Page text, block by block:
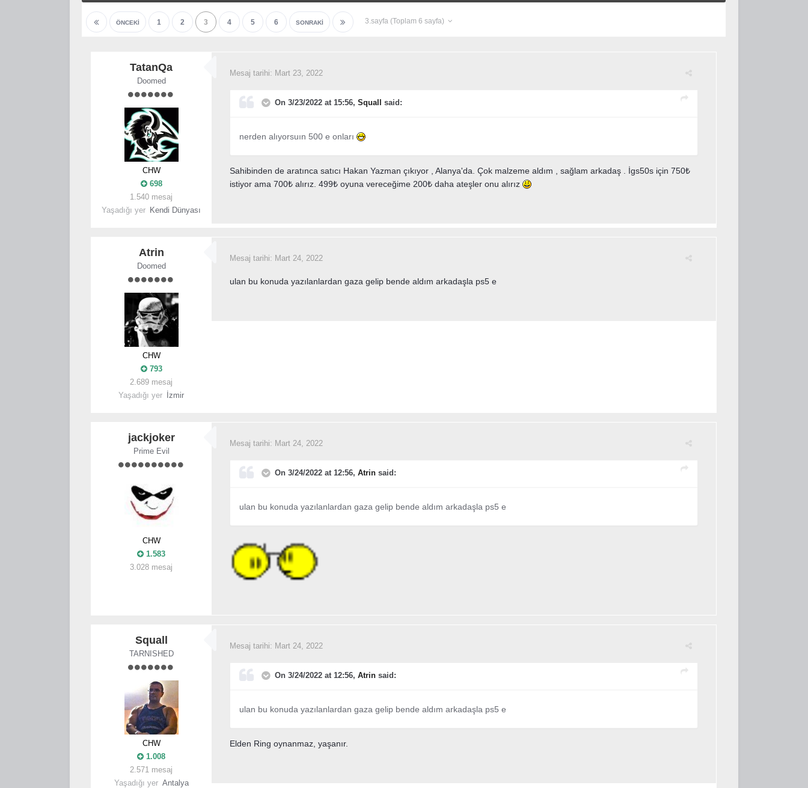
ÖNCEKI 1 2 3 4 5 6 SONRAKI 3.sayfa (Toplam 6 sayfa)
TatanQa
Doomed
CHW
698
1.540 mesaj
Yaşadığı yer Kendi Dünyası
Mesaj tarihi: Mart 23, 2022
On 3/23/2022 at 15:56, Squall said:
nerden alıyorsuın 500 e onları
Sahibinden de aratınca satıcı Hakan Yazman çıkıyor , Alanya'da. Çok malzeme aldım , sağlam arkadaş . İgs50s için 750₺
istiyor ama 700₺ alırız. 499₺ oyuna vereceğime 200₺ daha ateşler onu alırız
Atrin
Doomed
CHW
793
2.689 mesaj
Yaşadığı yer İzmir
Mesaj tarihi: Mart 24, 2022
ulan bu konuda yazılanlardan gaza gelip bende aldım arkadaşla ps5 e
jackjoker
Prime Evil
CHW
1.583
3.028 mesaj
Mesaj tarihi: Mart 24, 2022
On 3/24/2022 at 12:56, Atrinsaid:
ulan bu konuda yazılanlardan gaza gelip bende aldım arkadaşla ps5 e
Squall
TARNISHED
CHW
1.008
2.571 mesaj
Yaşadığı yer Antalya
Mesaj tarihi: Mart 24, 2022
On 3/24/2022 at 12:56, Atrinsaid:
ulan bu konuda yazılanlardan gaza gelip bende aldım arkadaşla ps5 e
Elden Ring oynanmaz, yaşanır.